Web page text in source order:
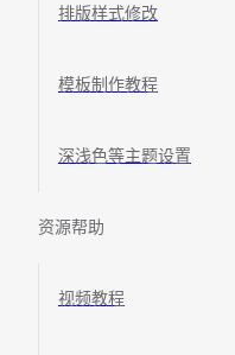
排版样式修改
模板制作教程
深浅色等主题设置
资源帮助
视频教程